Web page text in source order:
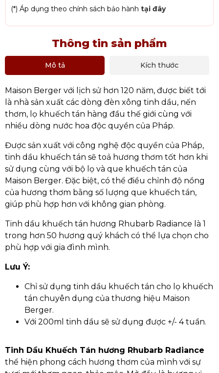
(*) Áp dụng theo chính sách bảo hành tại đây
Thông tin sản phẩm
Mô tả Kích thước
Maison Berger với lịch sử hơn 120 năm, được biết tới
là nhà sản xuất các dòng đèn xông tinh dầu, nến
thơm, lọ khuếch tán hàng đầu thế giới cùng với
nhiều dòng nước hoa độc quyền của Pháp.
Được sản xuất với công nghệ độc quyền của Pháp,
tinh dầu khuếch tán sẽ toả hương thơm tốt hơn khi
sử dụng cùng với bộ lọ và que khuếch tán của
Maison Berger. Đặc biệt, có thể điều chỉnh độ nồng
của hương thơm bằng số lượng que khuếch tán,
giúp phù hợp hơn với không gian phòng.
Tinh dầu khuếch tán hương Rhubarb Radiance là 1
trong hơn 50 hương quý khách có thể lựa chọn cho
phù hợp với gia đình mình.
Lưu Ý:
Chỉ sử dụng tinh dầu khuếch tán cho lọ khuếch
tán chuyên dụng của thương hiệu Maison
Berger.
Với 200ml tinh dầu sẽ sử dụng được +/- 4 tuần.
Tinh Dầu Khuếch Tán hương Rhubarb Radiance
thể hiện phong cách hương thơm của mình với sự